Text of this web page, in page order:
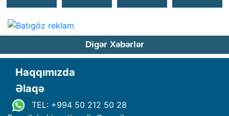
Digər Xəbərlər
Haqqımızda
Əlaqə
TEL: +994 50 212 50 28